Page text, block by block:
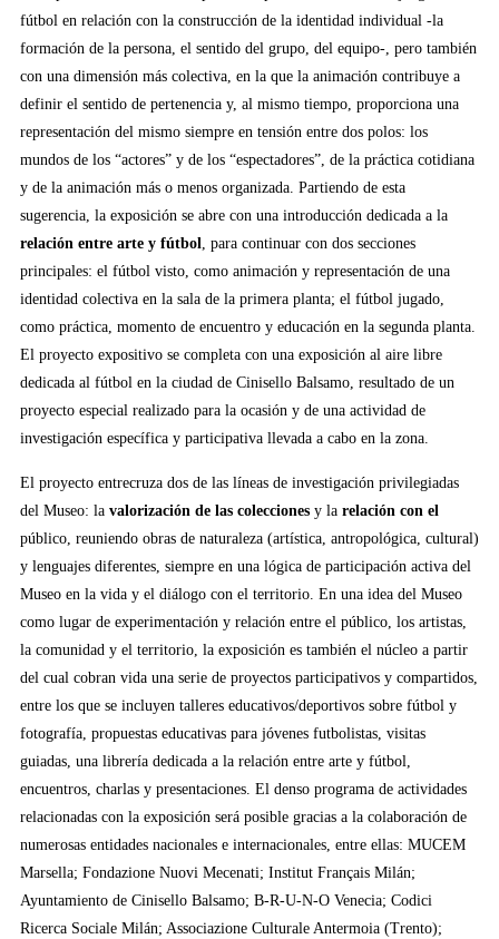
fútbol en relación con la construcción de la identidad individual -la
formación de la persona, el sentido del grupo, del equipo-, pero también
con una dimensión más colectiva, en la que la animación contribuye a
definir el sentido de pertenencia y, al mismo tiempo, proporciona una
representación del mismo siempre en tensión entre dos polos: los
mundos de los “actores” y de los “espectadores”, de la práctica cotidiana
y de la animación más o menos organizada. Partiendo de esta
sugerencia, la exposición se abre con una introducción dedicada a la
relación entre arte y fútbol, para continuar con dos secciones
principales: el fútbol visto, como animación y representación de una
identidad colectiva en la sala de la primera planta; el fútbol jugado,
como práctica, momento de encuentro y educación en la segunda planta.
El proyecto expositivo se completa con una exposición al aire libre
dedicada al fútbol en la ciudad de Cinisello Balsamo, resultado de un
proyecto especial realizado para la ocasión y de una actividad de
investigación específica y participativa llevada a cabo en la zona.
El proyecto entrecruza dos de las líneas de investigación privilegiadas
del Museo: la valorización de las coleccionesy la relación con el
público, reuniendo obras de naturaleza (artística, antropológica, cultural)
y lenguajes diferentes, siempre en una lógica de participación activa del
Museo en la vida y el diálogo con el territorio. En una idea del Museo
como lugar de experimentación y relación entre el público, los artistas,
la comunidad y el territorio, la exposición es también el núcleo a partir
del cual cobran vida una serie de proyectos participativos y compartidos,
entre los que se incluyen talleres educativos/deportivos sobre fútbol y
fotografía, propuestas educativas para jóvenes futbolistas, visitas
guiadas, una librería dedicada a la relación entre arte y fútbol,
encuentros, charlas y presentaciones. El denso programa de actividades
relacionadas con la exposición será posible gracias a la colaboración de
numerosas entidades nacionales e internacionales, entre ellas: MUCEM
Marsella; Fondazione Nuovi Mecenati; Institut Français Milán;
Ayuntamiento de Cinisello Balsamo; B-R-U-N-O Venecia; Codici
Ricerca Sociale Milán; Associazione Culturale Antermoia (Trento);